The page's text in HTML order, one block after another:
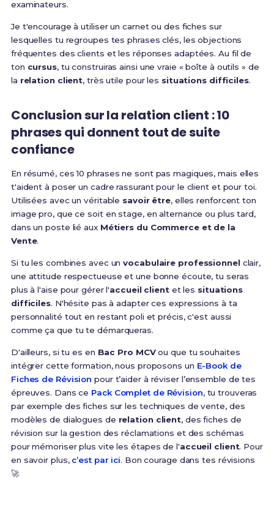
examinateurs.
Je t'encourage à utiliser un carnet ou des fiches sur
lesquelles tu regroupes tes phrases clés, les objections
fréquentes des clients et les réponses adaptées. Au fil de
ton cursus, tu construiras ainsi une vraie « boîte à outils » de
la relation client, très utile pour les situations difficiles.
Conclusion sur la relation client : 10
phrases qui donnent tout de suite
confiance
En résumé, ces 10 phrases ne sont pas magiques, mais elles
t'aident à poser un cadre rassurant pour le client et pour toi.
Utilisées avec un véritable savoir être, elles renforcent ton
image pro, que ce soit en stage, en alternance ou plus tard,
dans un poste lié aux Métiers du Commerce et de la
Vente.
Si tu les combines avec unvocabulaire professionnelclair,
une attitude respectueuse et une bonne écoute, tu seras
plus à l'aise pour gérer l'accueil clientet les situations
difficiles. N'hésite pas à adapter ces expressions à ta
personnalité tout en restant poli et précis, c'est aussi
comme ça que tu te démarqueras.
D'ailleurs, si tu es en Bac Pro MCVou que tu souhaites
intégrer cette formation, nous proposons un E-Book de
Fiches de Révision pour t’aider à réviser l’ensemble de tes
épreuves. Dans ce Pack Complet de Révision, tu trouveras
par exemple des fiches sur les techniques de vente, des
modèles de dialogues de relation client, des fiches de
révision sur la gestion des réclamations et des schémas
pour mémoriser plus vite les étapes de l'accueil client. Pour
en savoir plus, c’est par ici. Bon courage dans tes révisions
🚀